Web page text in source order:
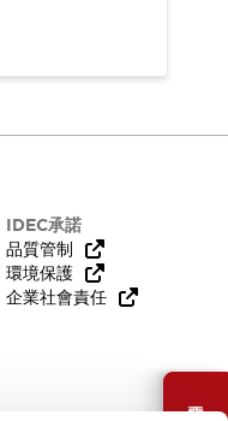
需要幫助嗎？
IDEC承諾
品質管制
環境保護
企業社會責任